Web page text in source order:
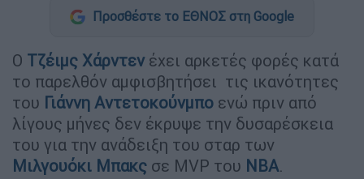
Προσθέστε το ΕΘΝΟΣ στη Google
Ο Τζέιμς Χάρντεν έχει αρκετές φορές κατά
το παρελθόν αμφισβητήσει τις ικανότητες
του Γιάννη Αντετοκούνμπο ενώ πριν από
λίγους μήνες δεν έκρυψε την δυσαρέσκεια
του για την ανάδειξη του σταρ των
Μιλγουόκι Μπακς σε MVP του ΝΒΑ.